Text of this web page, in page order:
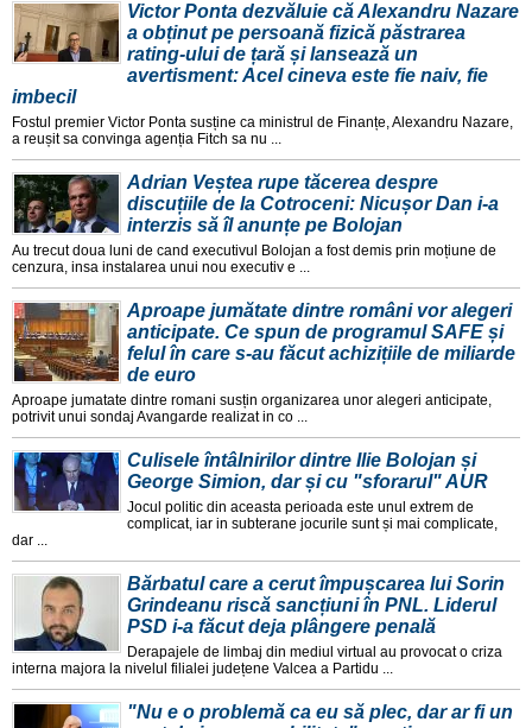
Victor Ponta dezvăluie că Alexandru Nazare
a obținut pe persoană fizică păstrarea
rating-ului de țară și lansează un
avertisment: Acel cineva este fie naiv, fie
imbecil
Fostul premier Victor Ponta susține ca ministrul de Finanțe, Alexandru Nazare,
a reușit sa convinga agenția Fitch sa nu ...
Adrian Veștea rupe tăcerea despre
discuțiile de la Cotroceni: Nicușor Dan i-a
interzis să îl anunțe pe Bolojan
Au trecut doua luni de cand executivul Bolojan a fost demis prin moțiune de
cenzura, insa instalarea unui nou executiv e ...
Aproape jumătate dintre români vor alegeri
anticipate. Ce spun de programul SAFE și
felul în care s-au făcut achizițiile de miliarde
de euro
Aproape jumatate dintre romani susțin organizarea unor alegeri anticipate,
potrivit unui sondaj Avangarde realizat in co ...
Culisele întâlnirilor dintre Ilie Bolojan și
George Simion, dar și cu "sforarul" AUR
Jocul politic din aceasta perioada este unul extrem de
complicat, iar in subterane jocurile sunt și mai complicate,
dar ...
Bărbatul care a cerut împușcarea lui Sorin
Grindeanu riscă sancțiuni în PNL. Liderul
PSD i-a făcut deja plângere penală
Derapajele de limbaj din mediul virtual au provocat o criza
interna majora la nivelul filialei județene Valcea a Partidu ...
"Nu e o problemă ca eu să plec, dar ar fi un